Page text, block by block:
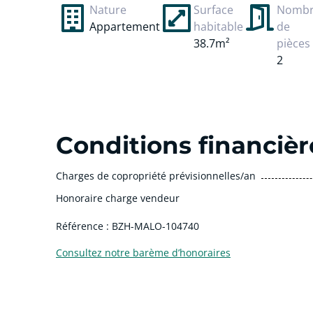
Nature
Appartement
Surface
habitable
38.7m²
de
pièces
2
Conditions
Charges de copropriété prévisionnelles/an
Honoraire charge vendeur
Référence : BZH-MALO-104740
Consultez notre barème d’honoraires